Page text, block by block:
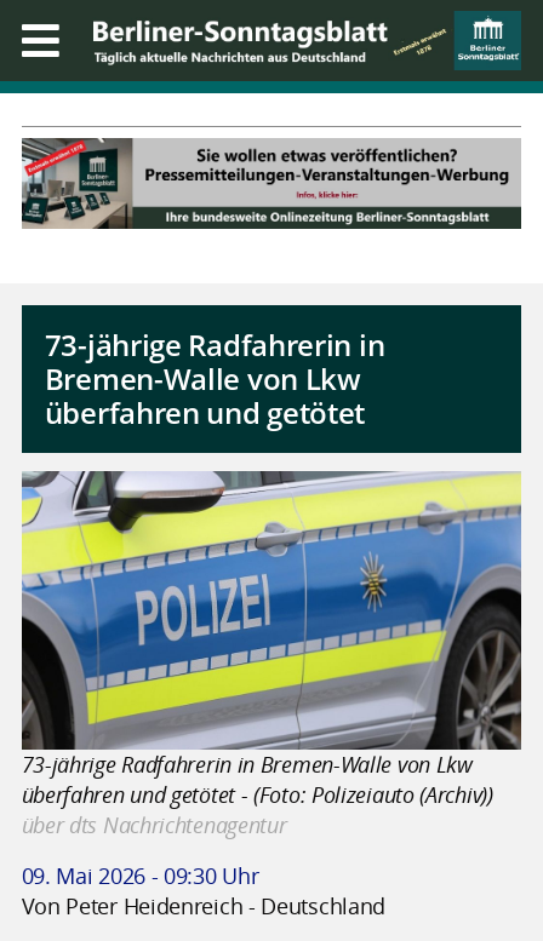
73-jährige Radfahrerin in
Bremen-Walle von Lkw
überfahren und getötet
73-jährige Radfahrerin in Bremen-Walle von Lkw
überfahren und getötet - (Foto: Polizeiauto (Archiv))
über dts Nachrichtenagentur
09. Mai 2026 - 09:30 Uhr
Von Peter Heidenreich - Deutschland